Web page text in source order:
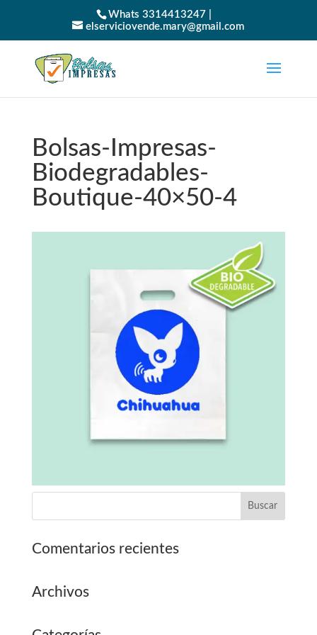
Whats 3314413247 |
elserviciovende.mary@gmail.com
Bolsas-Impresas-
Biodegradables-
Boutique-40×50-4
Comentarios recientes
Archivos